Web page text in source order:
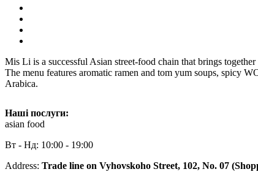
Mis Li is a successful Asian street-food chain that brings
The menu features aromatic ramen and tom yum soups, spicy
Arabica.
Наші послуги:
asian food
Вт - Нд: 10:00 - 19:00
Address: Trade line on Vyhovskoho Street, 102, No. 07